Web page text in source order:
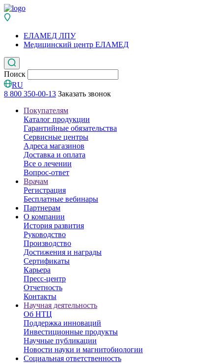
ЕЛАМЕД ЛПУ
Медицинский центр ЕЛАМЕД
Поиск
RU
8 800 350-00-13 Заказать звонок
Покупателям
Каталог продукции
Гарантийные обязательства
Сервисные центры
Адреса магазинов
Доставка и оплата
Все о лечении
Вопрос-ответ
Врачам
Регистрация
Бесплатные вебинары
Партнерам
О компании
История развития
Руководство
Производство
Достижения и награды
Сертификаты
Карьера
Пресс-центр
Отчетность
Контакты
Научная деятельность
Об НТЦ
Поддержка инноваций
Инвестиционные продукты
Научные публикации
Новости науки и магнитобиологии
Социальная ответственность